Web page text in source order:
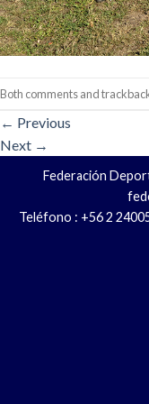
Both comments and
← Previous
Next →
Federación
Teléfono : +56 2